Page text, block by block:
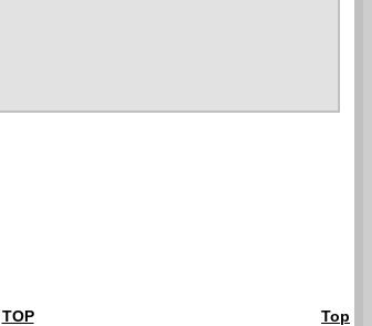
TOP Top